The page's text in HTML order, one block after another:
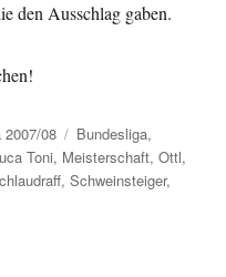
den Ausschlag gaben.
2007/08 Schlagwörter
Bundesliga,
Toni, Meisterschaft,Ottl,
,Schweinsteiger,